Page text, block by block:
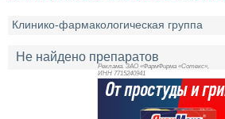
Клинико-фармакологическая группа
Не найдено препаратов
Реклама. ЗАО «ФармФирма «Сотекс»,
ИНН 7715240941